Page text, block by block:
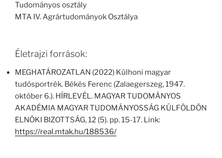
Tudományos osztály
MTA IV. Agrártudományok Osztálya
Életrajzi források:
MEGHATÁROZATLAN (2022) Külhoni magyar
tudósportrék. Békés Ferenc (Zalaegerszeg, 1947.
október 6.). HÍRLEVÉL. MAGYAR TUDOMÁNYOS
AKADÉMIA MAGYAR TUDOMÁNYOSSÁG KÜLFÖLDÖN
ELNÖKI BIZOTTSÁG, 12 (5). pp. 15-17. Link:
https://real.mtak.hu/188536/